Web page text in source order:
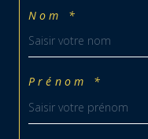
Nom *
Prénom *